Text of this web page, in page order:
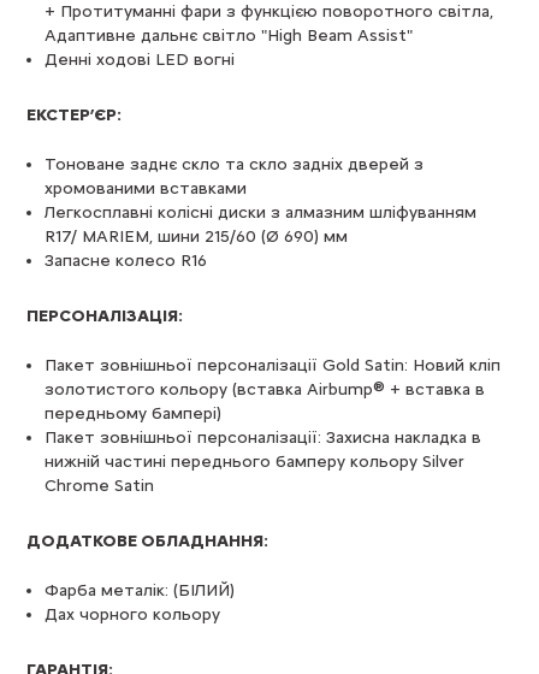
+ Протитуманні фари з функцією поворотного світла,
Адаптивне дальнє світло "High Beam Assist"
Денні ходові LED вогні
ЕКСТЕР’ЄР:
Тоноване заднє скло та скло задніх дверей з
хромованими вставками
Легкосплавні колісні диски з алмазним шліфуванням
R17/ MARIEM, шини 215/60 (Ø 690) мм
Запасне колесо R16
ПЕРСОНАЛІЗАЦІЯ:
Пакет зовнішньої персоналізації Gold Satin: Новий кліп
золотистого кольору (вставка Airbump® + вставка в
передньому бампері)
Пакет зовнішньої персоналізації: Захисна накладка в
нижній частині переднього бамперу кольору Silver
Chrome Satin
ДОДАТКОВЕ ОБЛАДНАННЯ:
Фарба металік: (БІЛИЙ)
Дах чорного кольору
ГАРАНТІЯ: